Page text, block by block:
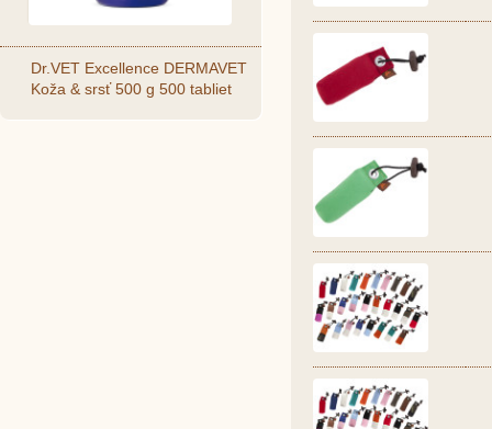
Dr.VET Excellence DERMAVET
Koža & srsť 500 g 500 tabliet